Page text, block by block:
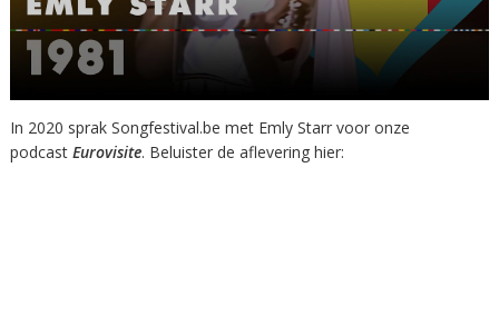
In 2020 sprak Songfestival.be met Emly Starr voor onze
podcast Eurovisite. Beluister de aflevering hier: